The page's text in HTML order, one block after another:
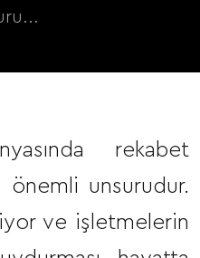
rekabet
önemli unsurudur.
ve işletmelerin